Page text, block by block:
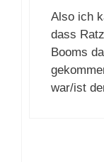
Also ich
dass
Booms
war/ist